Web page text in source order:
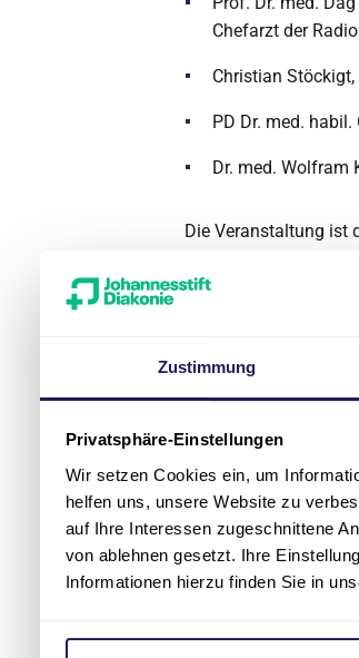
Zustimmung
Privatsphäre-Einstellungen
Wir setzen Cookies ein, um
helfen uns, unsere Website zu
auf Ihre Interessen zugeschnittene
von ablehnen gesetzt. Ihre
Informationen hierzu finden Sie in
Chefarzt der
Christian
PD Dr. med.
Dr. med. Wolfram
Die Veranstaltung ist
vorzustellen. Diese
03991 158-640
, Fax
Dienstags bieten wir
externer Ärzt*innen
der Thoraxchirurgie
durchgeführt. Eine
Einmal monatlich